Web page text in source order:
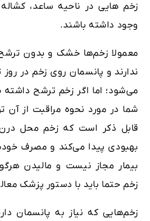
زخم هایی در ناحیه ساعد،
وجود داشته باشند.
معمولا زخم‌ها خشک و بدون ترشح
ندارند و پانسمان روی زخم در
می‌شود؛ اما اگر زخم ترشح
شما در مورد نحوه مراقبت از
قابل ذکر است که زخم محل
بهبودی پیدا می‌کند و مصرف
بیمار مجاز نیست و مالیدن
زخم حتما باید با دستور پزشک
زخم‌هایی که نیاز به پانسمان